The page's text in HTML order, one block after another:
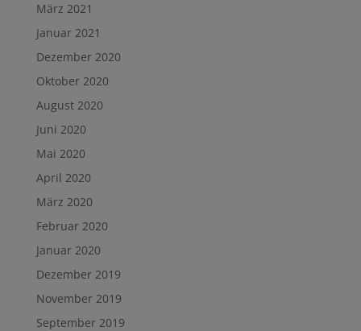
März 2021
Januar 2021
Dezember 2020
Oktober 2020
August 2020
Juni 2020
Mai 2020
April 2020
März 2020
Februar 2020
Januar 2020
Dezember 2019
November 2019
September 2019